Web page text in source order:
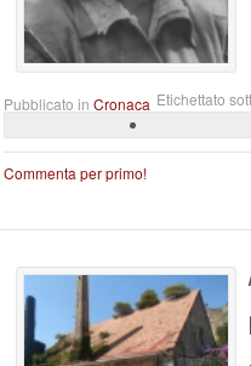
Pubblicato in Cronaca Etichettato
Commenta per primo!